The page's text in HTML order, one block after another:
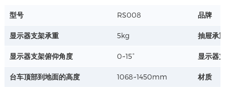
尺寸：上孔-60mm、下孔-孔1:20mm
深度 ：60mm
无线超声探头杯架 规格
型号 RS008 品牌
显示器支架承重 5kg 抽屉承
显示器支架俯仰角度 0~15° 显示器
台车顶部到地面的高度 1068~1450mm 材质